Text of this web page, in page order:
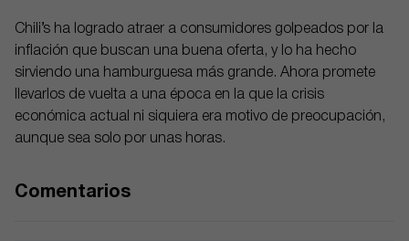
Chili’s ha logrado atraer a consumidores golpeados por la
inflación que buscan una buena oferta, y lo ha hecho
sirviendo una hamburguesa más grande. Ahora promete
llevarlos de vuelta a una época en la que la crisis
económica actual ni siquiera era motivo de preocupación,
aunque sea solo por unas horas.
Comentarios